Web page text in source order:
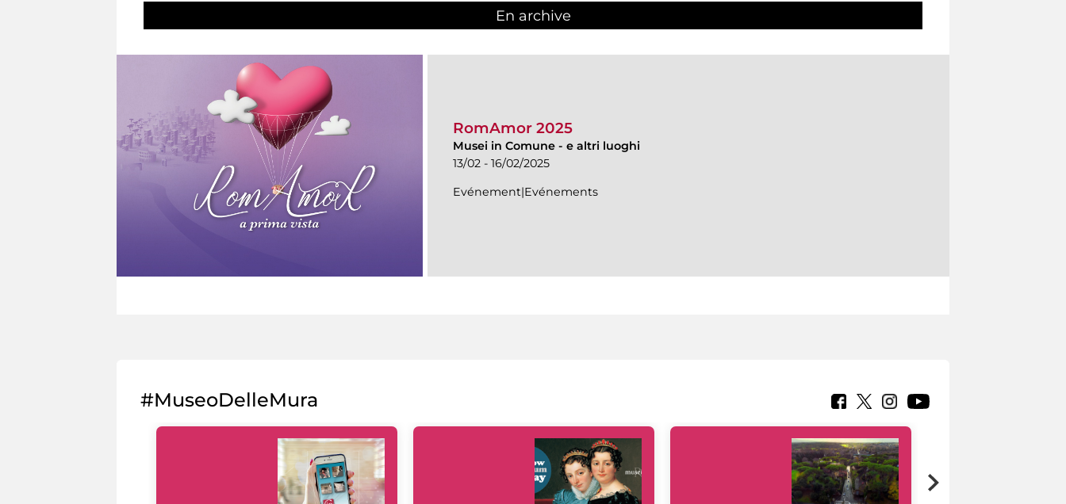
En archive
RomAmor 2025
Musei in Comune - e altri luoghi
13/02 - 16/02/2025
Evénement|Evénements
#MuseoDelleMura